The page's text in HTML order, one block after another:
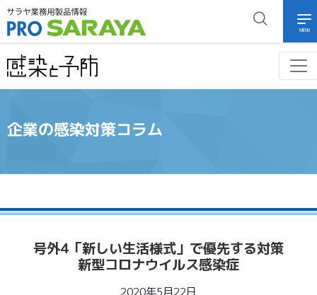
MENU
企業の感染対策コラム
号外4「新しい生活様式」で優先する対策
新型コロナウイルス感染症
2020年5月22日